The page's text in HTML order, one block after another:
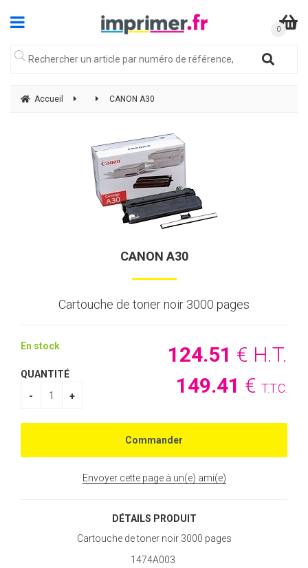
Accueil CANON A30
CANON A30
Cartouche de toner noir 3000 pages
124.51 € H.T.
149.41 € T.T.C.
En stock
QUANTITÉ
Envoyer cette page à un(e) ami(e)
DÉTAILS PRODUIT
Cartouche de toner noir 3000 pages
1474A003